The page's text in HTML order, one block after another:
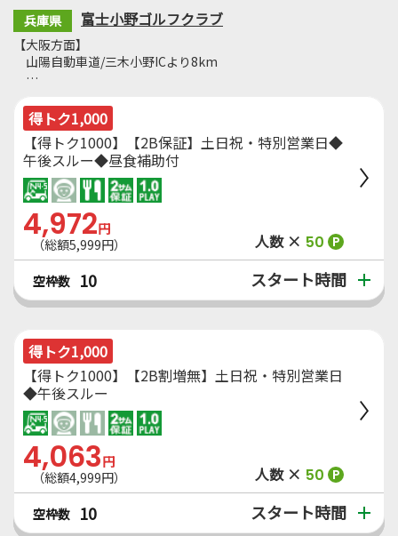
兵庫県 富士小野ゴルフクラブ
【大阪方面】
山陽自動車道/三木小野ICより8km
…
得トク1,000
【得トク1000】【2B保証】土日祝・特別営業日◆
午後スルー◆昼食補助付
4,972円
（総額5,999円）
人数 × 50 P
空枠数 10 スタート時間
得トク1,000
【得トク1000】【2B割増無】土日祝・特別営業日
◆午後スルー
4,063円
（総額4,999円）
人数 × 50 P
空枠数 10 スタート時間